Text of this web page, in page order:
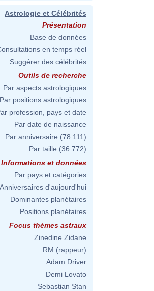
Astrologie et Célébrités
Présentation
Base de données
en temps réel
Suggérer des célébrités
Outils de recherche
Par aspects astrologiques
Par positions astrologiques
profession, pays et date
Par date de naissance
Par anniversaire (78 111)
Par taille (36 772)
Informations et données
Par pays et catégories
Anniversaires d'aujourd'hui
Dominantes planétaires
Positions planétaires
Focus thèmes astraux
Zinedine Zidane
RM (rappeur)
Adam Driver
Demi Lovato
Sebastian Stan